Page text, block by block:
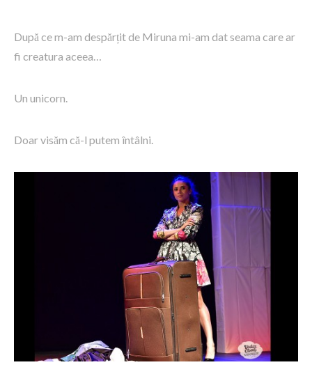
După ce m-am despărțit de Miruna mi-am dat seama care ar
fi creatura aceea…
Un unicorn.
Doar visăm că-l putem întâlni.